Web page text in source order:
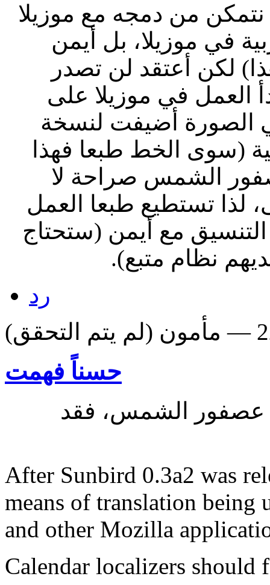
من دمجه مع موزيلا
في موزيلا، بل أيمن
لكن أعتقد لن تصدر
الإصدار 2 حيث بدأ العمل في موزيلا على
في الصورة أضيفت لنسخة
(سوى الخط طبعا فهذا
الشمس صراحة لا
لذا تستطيع طبعا العمل
مع أيمن (ستحتاج
نظام متبع).
رد
حسناً فهمت
عصفور الشمس، فقد
After Sunbird 0.3a2 was
means of translation being
and other Mozilla
Calendar localizers